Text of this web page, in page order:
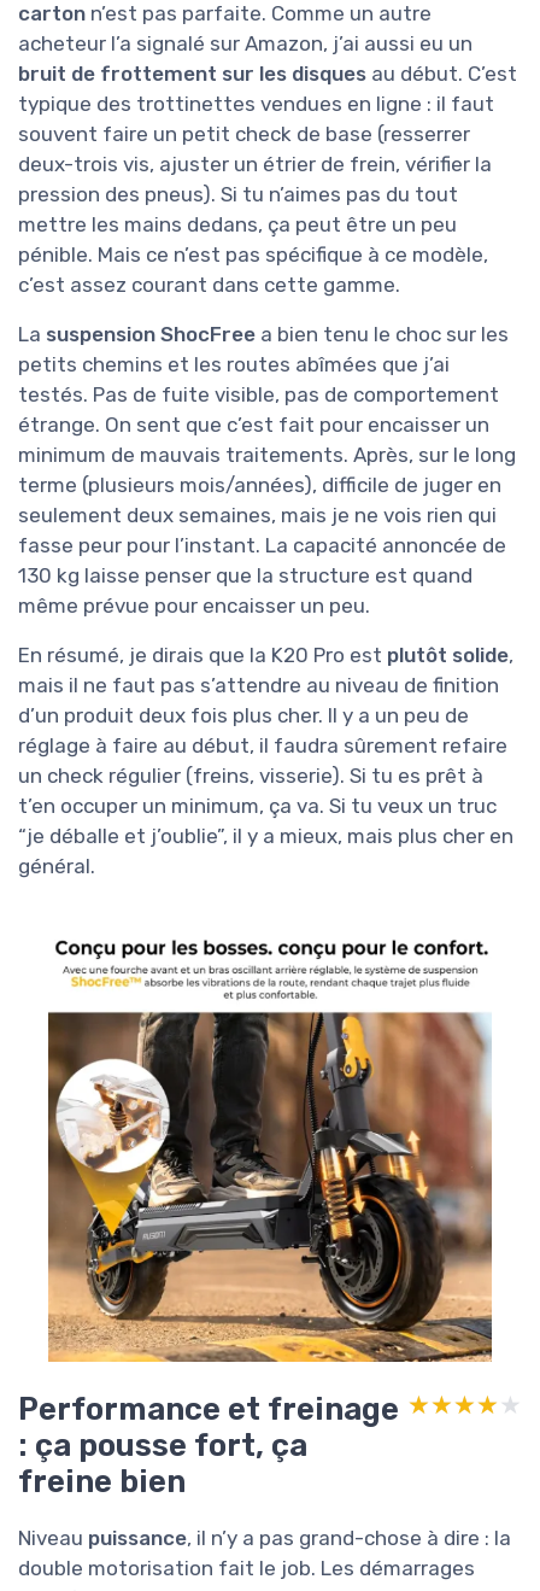
carton n’est pas parfaite. Comme un autre
acheteur l’a signalé sur Amazon, j’ai aussi eu un
bruit de frottement sur les disques au début. C’est
typique des trottinettes vendues en ligne : il faut
souvent faire un petit check de base (resserrer
deux-trois vis, ajuster un étrier de frein, vérifier la
pression des pneus). Si tu n’aimes pas du tout
mettre les mains dedans, ça peut être un peu
pénible. Mais ce n’est pas spécifique à ce modèle,
c’est assez courant dans cette gamme.
La suspension ShocFree a bien tenu le choc sur les
petits chemins et les routes abîmées que j’ai
testés. Pas de fuite visible, pas de comportement
étrange. On sent que c’est fait pour encaisser un
minimum de mauvais traitements. Après, sur le long
terme (plusieurs mois/années), difficile de juger en
seulement deux semaines, mais je ne vois rien qui
fasse peur pour l’instant. La capacité annoncée de
130 kg laisse penser que la structure est quand
même prévue pour encaisser un peu.
En résumé, je dirais que la K20 Pro est plutôt solide,
mais il ne faut pas s’attendre au niveau de finition
d’un produit deux fois plus cher. Il y a un peu de
réglage à faire au début, il faudra sûrement refaire
un check régulier (freins, visserie). Si tu es prêt à
t’en occuper un minimum, ça va. Si tu veux un truc
“je déballe et j’oublie”, il y a mieux, mais plus cher en
général.
Performance et freinage
: ça pousse fort, ça
freine bien
★★★★★
★★★★★
Niveau puissance, il n’y a pas grand-chose à dire : la
double motorisation fait le job. Les démarrages